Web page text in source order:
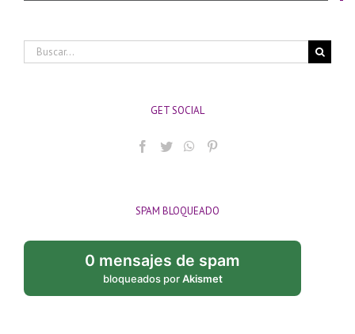
Buscar:
GET SOCIAL
SPAM BLOQUEADO
0 mensajes de spam
bloqueados porAkismet